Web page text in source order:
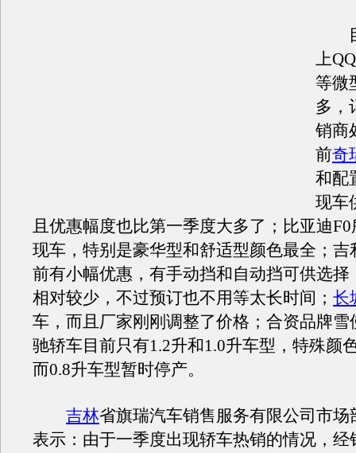
目
上
等微
多，
销商
前奇
和配
现车
且优惠幅度也比第一季度大多了；比亚迪
现车，特别是豪华型和舒适型颜色最全；吉
前有小幅优惠，有手动挡和自动挡可供选择
相对较少，不过预订也不用等太长时间； 长
车，而且厂家刚刚调整了价格；合资品牌雪
驰轿车目前只有1.2升和1.0升车型，特殊颜
而0.8升车型暂时停产。
吉林省旗瑞汽车销售服务有限公司市场
表示：由于一季度出现轿车热销的情况，经